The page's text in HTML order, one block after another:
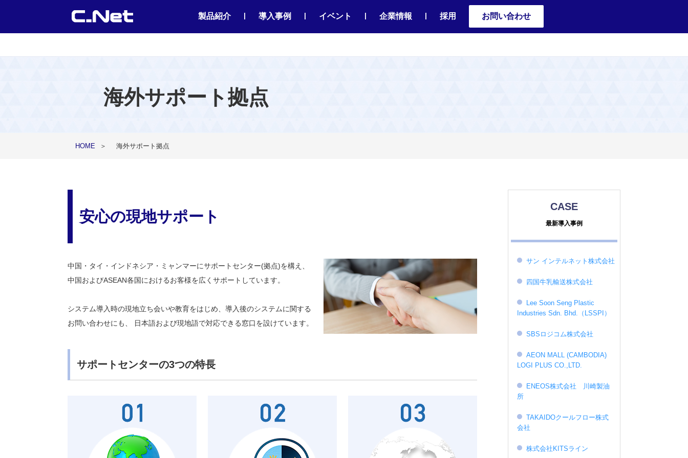
製品紹介 | 導入事例 | イベント | 企業情報 | 採用 お問い合わせ
海外サポート拠点
HOME ＞ 海外サポート拠点
安心の現地サポート
中国・タイ・インドネシア・ミャンマーにサポートセンター(拠点)を構え、
中国およびASEAN各国におけるお客様を広くサポートしています。
システム導入時の現地立ち会いや教育をはじめ、導入後のシステムに関する
お問い合わせにも、 日本語および現地語で対応できる窓口を設けています。
サポートセンターの3つの特長
CASE
最新導入事例
サン インテルネット株式会社
四国牛乳輸送株式会社
Lee Soon Seng Plastic
Industries Sdn. Bhd.（LSSPI）
SBSロジコム株式会社
AEON MALL (CAMBODIA)
LOGI PLUS CO.,LTD.
ENEOS株式会社 川崎製油
所
TAKAIDOクールフロー株式
会社
株式会社KITSライン